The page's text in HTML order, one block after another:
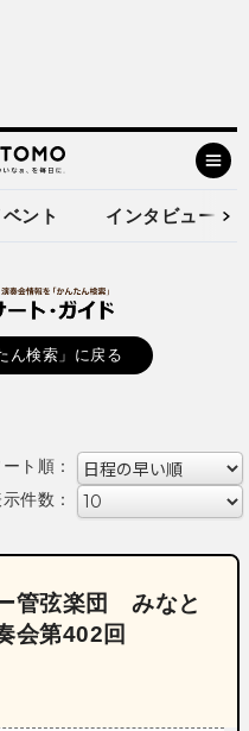
ント インタビュー
ん検索」に戻る
ート順：
件数：
管弦楽団 みなと
会第402回